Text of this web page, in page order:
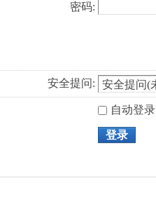
密码:
安全提问:
自动登录
登录